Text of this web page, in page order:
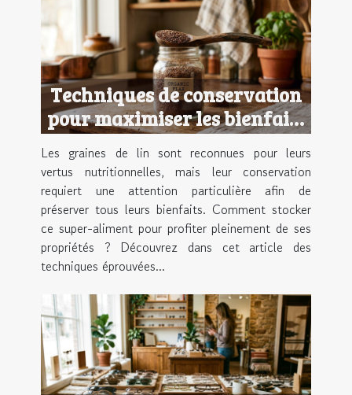
Techniques de conservation
pour maximiser les bienfaits
des graines de lin
Les graines de lin sont reconnues pour leurs
vertus nutritionnelles, mais leur conservation
requiert une attention particulière afin de
préserver tous leurs bienfaits. Comment stocker
ce super-aliment pour profiter pleinement de ses
propriétés ? Découvrez dans cet article des
techniques éprouvées...